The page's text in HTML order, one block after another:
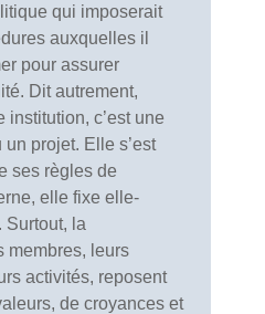
qui imposerait
auxquelles il
pour assurer
Dit autrement,
institution, c’est une
projet. Elle s’est
ses règles de
elle fixe elle-
Surtout, la
membres, leurs
activités, reposent
de croyances et